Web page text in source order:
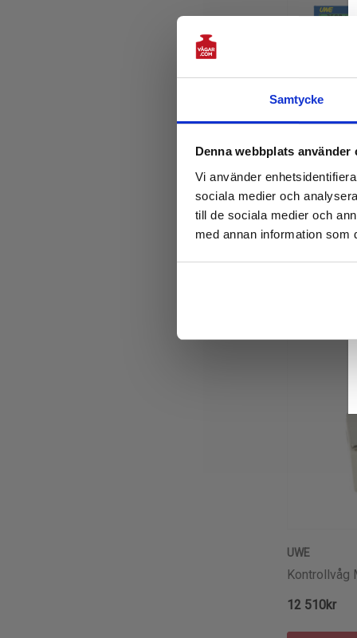
Samtycke
Denna webbplats använder
Vi använder
sociala medier och
till de sociala medier och
med annan information som
UWE
Typgokänd
5 200kr
UWE
Kontrollvåg
12 510kr